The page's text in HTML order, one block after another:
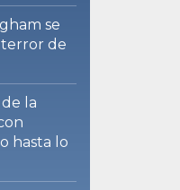
se
de
la
hasta lo